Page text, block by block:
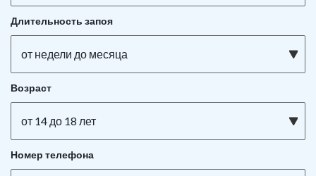
Длительность запоя
от недели до месяца
Возраст
от 14 до 18 лет
Номер телефона